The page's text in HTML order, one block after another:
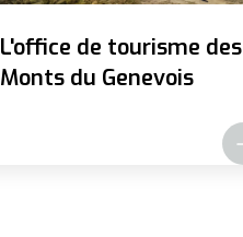
L'office de tourisme des
Monts du Genevois